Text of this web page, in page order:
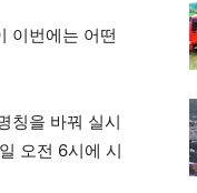
이번에는 어떤
칭을 바꿔 실시
오전 6시에 시